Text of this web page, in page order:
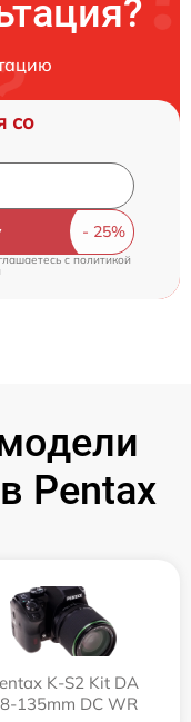
со
cполитикой
Pentax
K-S2 Kit DA
135mm DC WR